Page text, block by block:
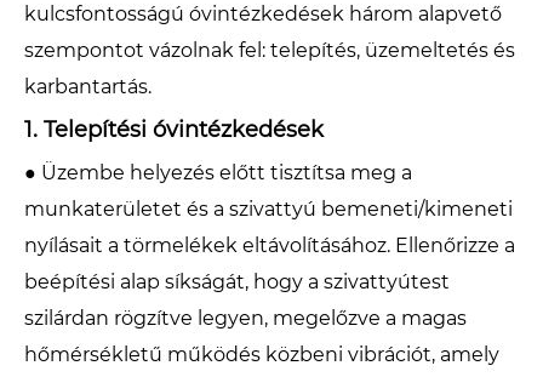
kulcsfontosságú óvintézkedések három alapvető
szempontot vázolnak fel: telepítés, üzemeltetés és
karbantartás.
1. Telepítési óvintézkedések
● Üzembe helyezés előtt tisztítsa meg a
munkaterületet és a szivattyú bemeneti/kimeneti
nyílásait a törmelékek eltávolításához. Ellenőrizze a
beépítési alap síkságát, hogy a szivattyútest
szilárdan rögzítve legyen, megelőzve a magas
hőmérsékletű működés közbeni vibrációt, amely